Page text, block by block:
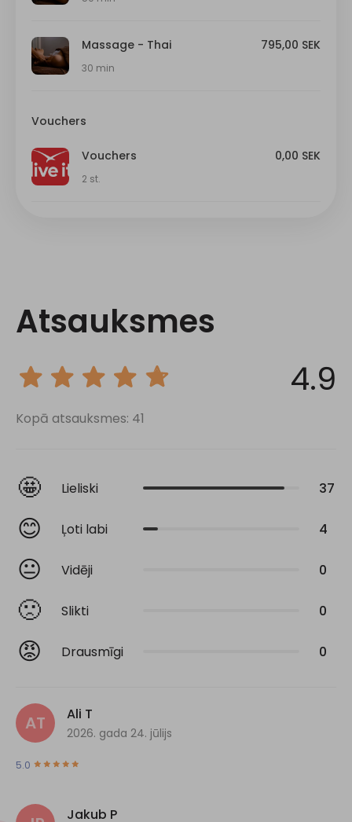
Atsauksmes
4.9
Kopā atsauksmes: 41
🤩 Lieliski 37
😊 Ļoti labi 4
😐 Vidēji 0
🙁 Slikti 0
😡 Drausmīgi 0
AT Ali T
2026. gada 24. jūlijs
5.0
Jakub P